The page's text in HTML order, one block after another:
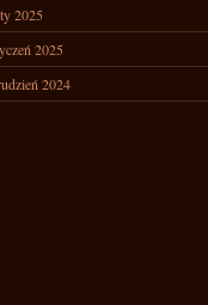
2025
2025
2024